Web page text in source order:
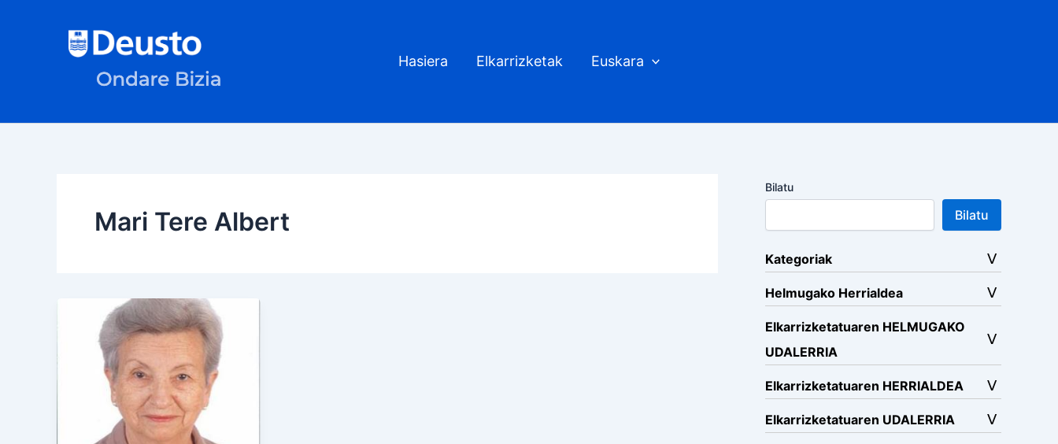
Hasiera Elkarrizketak Euskara
Mari Tere Albert
Bilatu
Bilatu
Kategoriak
Helmugako Herrialdea
Elkarrizketatuaren HELMUGAKO
UDALERRIA
Elkarrizketatuaren HERRIALDEA
Elkarrizketatuaren UDALERRIA